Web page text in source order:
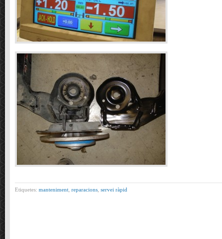
Etiquetes: manteniment reparacions servei ràpid